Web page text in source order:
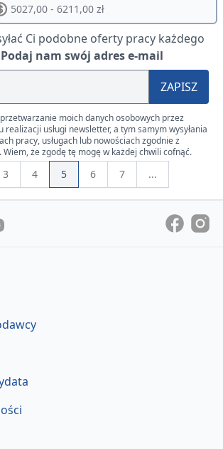
5027,00 - 6211,00 zł
Ci podobne oferty pracy każdego
Podaj nam swój adres e-mail
ZAPISZ
moich danych osobowych przez
realizacji usługi newsletter, a tym samym wysyłania
pracy, usługach lub nowościach zgodnie z
że zgodę tę mogę w każdej chwili cofnąć.
3 4 5 6 7 ...